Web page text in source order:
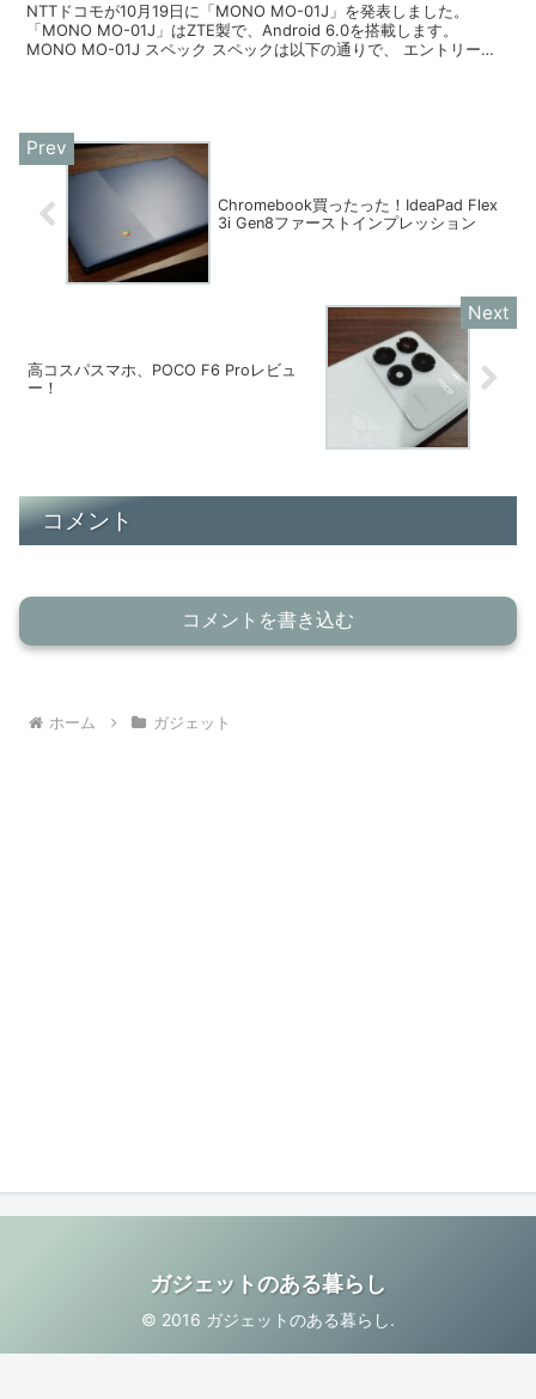
NTTドコモが10月19日に「MONO MO-01J」を発表しました。
「MONO MO-01J」はZTE製で、Android 6.0を搭載します。
MONO MO-01J スペック スペックは以下の通りで、 エントリーモ
Chromebook買ったった！IdeaPad Flex
3i Gen8ファーストインプレッション
高コスパスマホ、POCO F6 Proレビュ
ー！
コメント
コメントを書き込む
ホーム ガジェット
ガジェットのある暮らし
© 2016 ガジェットのある暮らし.